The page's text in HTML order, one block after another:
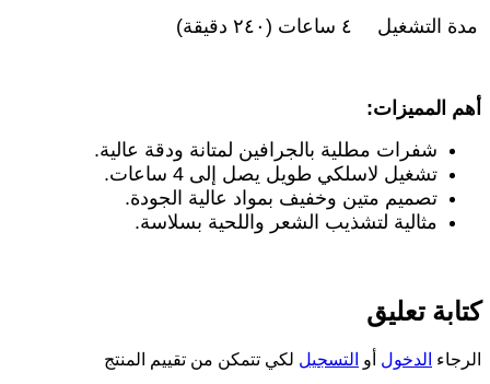
مدة التشغيل ٤ ساعات (٢٤٠ دقيقة)
أهم المميزات:
شفرات مطلية بالجرافين لمتانة ودقة عالية.
تشغيل لاسلكي طويل يصل إلى 4 ساعات
.
تصميم متين وخفيف بمواد عالية الجودة.
مثالية لتشذيب الشعر واللحية بسلاسة.
كتابة تعليق
الرجاء الدخول أو التسجيل لكي تتمكن من تقييم المنتج